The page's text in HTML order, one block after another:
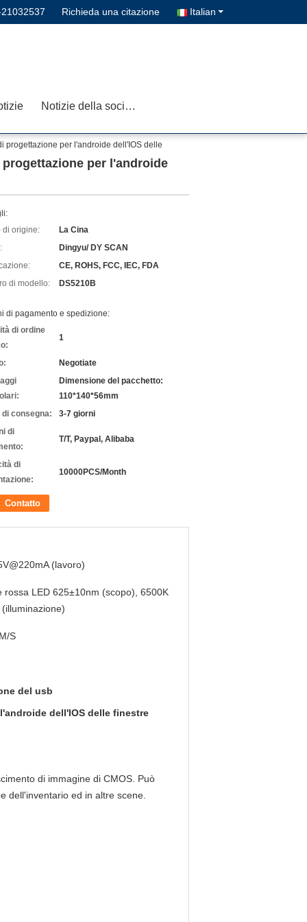
Richieda una citazione Italian
Notizie della società
progettazione per l'androide dell'IOS delle
per l'androide
di origine:
La Cina
Dingyu/ DY SCAN
CE, ROHS, FCC, IEC, FDA
di modello:
DS5210B
di pagamento e spedizione:
di ordine
1
Negotiate
Dimensione del pacchetto:
110*140*56mm
di consegna:
3-7 giorni
di
T/T, Paypal, Alibaba
di
10000PCS/Month
Contatto
(lavoro)
rossa LED 625±10nm (scopo), 6500K
(illuminazione)
S
del usb
dell'IOS delle finestre
di immagine di CMOS. Può
dell'inventario ed in altre scene.